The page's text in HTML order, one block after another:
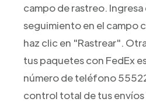
campo de rastreo. Ingresa
seguimiento en el campo
haz clic en "Rastrear".
tus paquetes con FedEx
número de teléfono
control total de tus envíos